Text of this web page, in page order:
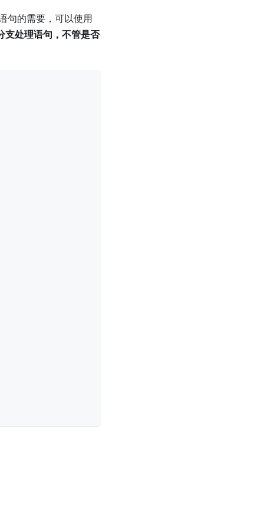
句的需要，可以使用
支处理语句，不管是否